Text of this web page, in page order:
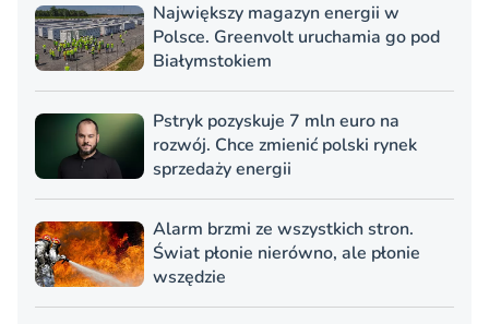
Największy magazyn energii w
Polsce. Greenvolt uruchamia go pod
Białymstokiem
Pstryk pozyskuje 7 mln euro na
rozwój. Chce zmienić polski rynek
sprzedaży energii
Alarm brzmi ze wszystkich stron.
Świat płonie nierówno, ale płonie
wszędzie